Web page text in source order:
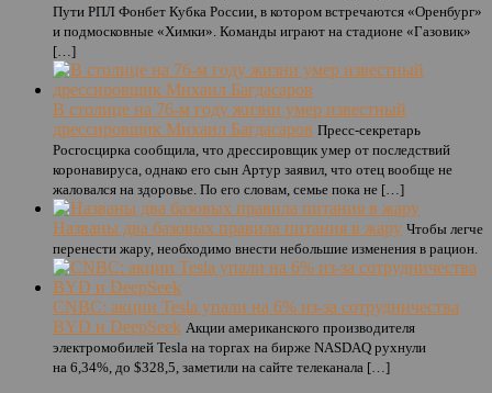
Пути РПЛ Фонбет Кубка России, в котором встречаются «Оренбург»
и подмосковные «Химки». Команды играют на стадионе «Газовик»
[…]
В столице на 76-м году жизни умер известный
дрессировщик Михаил Багдасаров Пресс-секретарь
Росгосцирка сообщила, что дрессировщик умер от последствий
коронавируса, однако его сын Артур заявил, что отец вообще не
жаловался на здоровье. По его словам, семье пока не […]
Названы два базовых правила питания в жару Чтобы легче
перенести жару, необходимо внести небольшие изменения в рацион.
CNBC: акции Tesla упали на 6% из-за сотрудничества
BYD и DeepSeek Акции американского производителя
электромобилей Tesla на торгах на бирже NASDAQ рухнули
на 6,34%, до $328,5, заметили на сайте телеканала […]